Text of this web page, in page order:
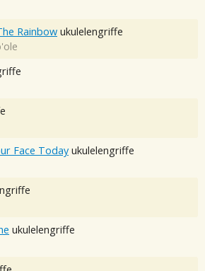
Rainbow ukulelengriffe
Face Today ukulelengriffe
ukulelengriffe